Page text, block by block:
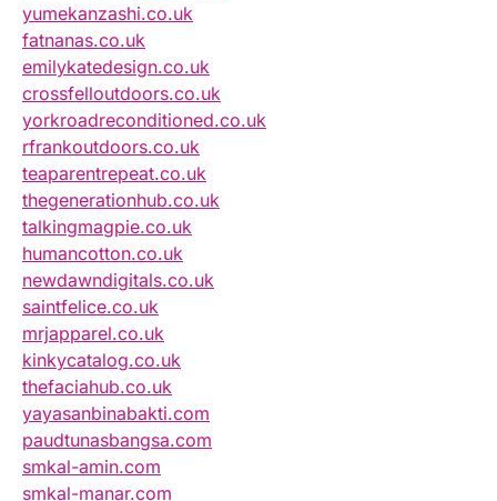
yumekanzashi.co.uk
fatnanas.co.uk
emilykatedesign.co.uk
crossfelloutdoors.co.uk
yorkroadreconditioned.co.uk
rfrankoutdoors.co.uk
teaparentrepeat.co.uk
thegenerationhub.co.uk
talkingmagpie.co.uk
humancotton.co.uk
newdawndigitals.co.uk
saintfelice.co.uk
mrjapparel.co.uk
kinkycatalog.co.uk
thefaciahub.co.uk
yayasanbinabakti.com
paudtunasbangsa.com
smkal-amin.com
smkal-manar.com